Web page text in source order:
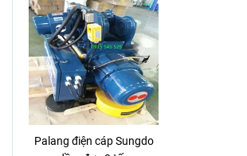
Palang điện cáp Sungdo